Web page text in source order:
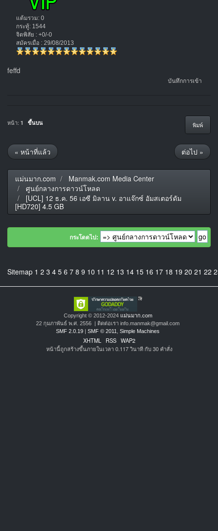
แต้มรวม: 0
กระทู้: 1544
จิตพิสัย : +0/-0
สมัครเมื่อ : 29/08/2013
feffd
บันทึกการเข้า
พิมพ์
หน้า: 1 ขึ้นบน
« หน้าที่แล้ว ต่อไป »
แม่นมาก.com
Manmak.com Media Center
ศูนย์กลางการดาวน์โหลด
[UCL] 12 ธ.ค. 56 เอซี มิลาน v. อาแจ๊กซ์ อัมสเตอร์ดัม
[HD720] 4.5 GB
กระโดดไป:
Sitemap 1 2 3 4 5 6 7 8 9 10 11 12 13 14 15 16 17 18 19 20 21 22
Copyright © 2012-2024 แม่นมาก.com
22 กุมภาพันธ์ พ.ศ. 2556 | ติดต่อเรา info.manmak@gmail.com
SMF 2.0.19 | SMF © 2011 Simple Machines
XHTML RSS WAP2
หน้านี้ถูกสร้างขึ้นภายในเวลา 0.117 วินาที กับ 30 คำสั่ง